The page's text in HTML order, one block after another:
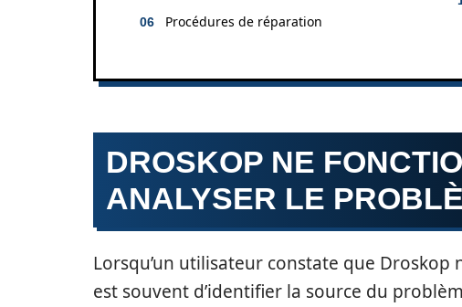
Procédures de réparation
DROSKOP NE
ANALYSER LE
Lorsqu’un utilisateur constate que
est souvent d’identifier la source du